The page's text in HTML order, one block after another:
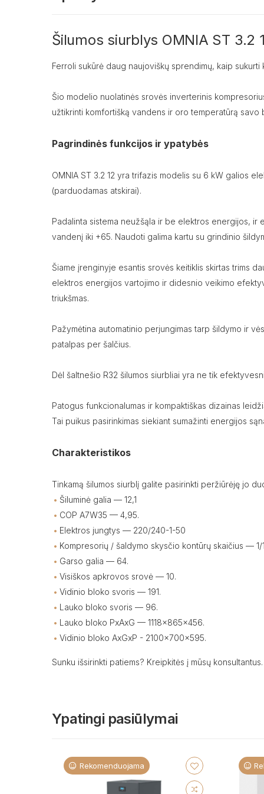
Šilumos siurblys OMNIA ST
Ferroli sukūrė daug naujoviškų sprendimų, kaip
Šio modelio nuolatinės srovės inverterinis
užtikrinti komfortišką vandens ir oro temperatūrą
Pagrindinės funkcijos ir ypatybės
OMNIA ST 3.2 12 yra trifazis modelis su 6 kW galios
(parduodamas atskirai).
Padalinta sistema neužšąla ir be elektros energijos, ir
vandenį iki +65. Naudoti galima kartu su grindinio
Šiame įrenginyje esantis srovės keitiklis skirtas trims
elektros energijos vartojimo ir didesnio veikimo
triukšmas.
Pažymėtina automatinio perjungimas tarp šildymo ir
patalpas per šalčius.
Dėl šaltnešio R32 šilumos siurbliai yra ne tik
Patogus funkcionalumas ir kompaktiškas dizainas
Tai puikus pasirinkimas siekiant sumažinti energijos
Charakteristikos
Tinkamą šilumos siurblį galite pasirinkti peržiūrėję jo
Šiluminė galia — 12,1
COP A7W35 — 4,95.
Elektros jungtys — 220/240-1-50
Kompresorių / šaldymo skysčio kontūrų skaičius — 1/
Garso galia — 64.
Visiškos apkrovos srovė — 10.
Vidinio bloko svoris — 191.
Lauko bloko svoris — 96.
Lauko bloko PхAхG — 1118x865x456.
Vidinio bloko AхGхP - 2100x700x595.
Sunku išsirinkti patiems? Kreipkitės į mūsų konsultantus.
Ypatingi pasiūlymai
Rekomenduojama